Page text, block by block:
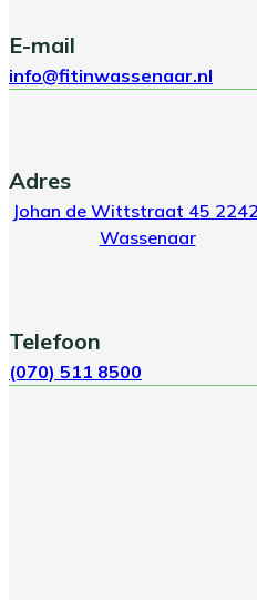
E-mail
info@fitinwassenaar.nl
Adres
Johan de Wittstraat 45
Wassenaar
Telefoon
(070) 511 8500